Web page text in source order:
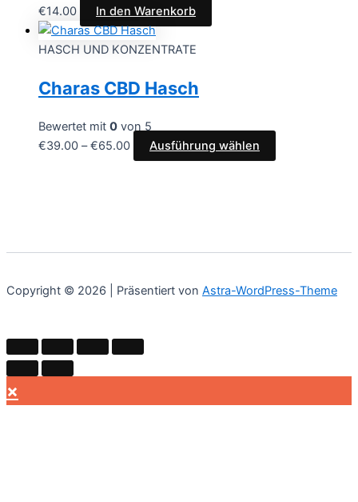
€14.00 In den Warenkorb
HASCH UND KONZENTRATE
Charas CBD Hasch
Bewertet mit 0 von 5
€39.00 –€65.00 Ausführung wählen
Copyright © 2026 | Präsentiert von Astra-WordPress-Theme
×